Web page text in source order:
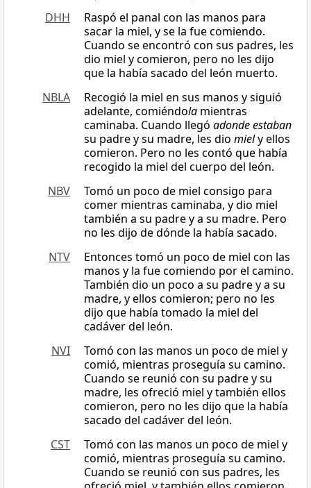
DHH
Raspó el panal con las manos para
sacar la miel, y se la fue comiendo.
Cuando se encontró con sus padres, les
dio miel y comieron, pero no les dijo
que la había sacado del león muerto.
NBLA
Recogió la miel en sus manos y siguió
adelante, comiéndola mientras
caminaba. Cuando llegó adonde estaban
su padre y su madre, les dio miely ellos
comieron. Pero no les contó que había
recogido la miel del cuerpo del león.
NBV
Tomó un poco de miel consigo para
comer mientras caminaba, y dio miel
también a su padre y a su madre. Pero
no les dijo de dónde la había sacado.
NTV
Entonces tomó un poco de miel con las
manos y la fue comiendo por el camino.
También dio un poco a su padre y a su
madre, y ellos comieron; pero no les
dijo que había tomado la miel del
cadáver del león.
NVI
Tomó con las manos un poco de miel y
comió, mientras proseguía su camino.
Cuando se reunió con su padre y su
madre, les ofreció miel y también ellos
comieron, pero no les dijo que la había
sacado del cadáver del león.
CST
Tomó con las manos un poco de miel y
comió, mientras proseguía su camino.
Cuando se reunió con sus padres, les